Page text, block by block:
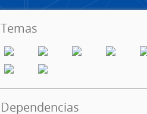
Temas
Dependencias